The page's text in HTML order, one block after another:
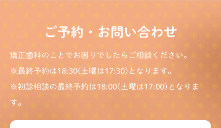
ご予約・お問い合わせ
矯正歯科のことでお困りでしたらご相談ください。
※最終予約は18:30(土曜は17:30)となります。
※初診相談の最終予約は18:00(土曜は17:00)となりま
す。